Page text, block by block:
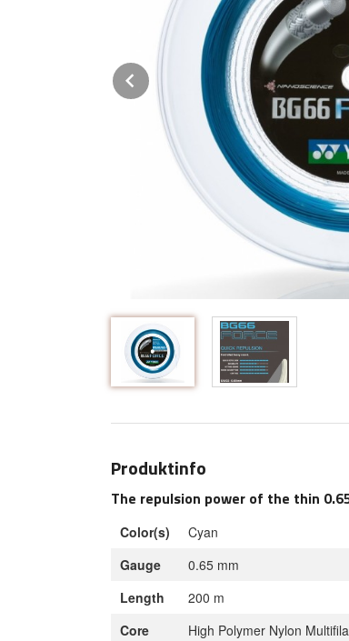
Produktinfo
The repulsion power of the thin
Color(s)
Cyan
Gauge
0.65 mm
Length
200 m
Core
High Polymer Nylon